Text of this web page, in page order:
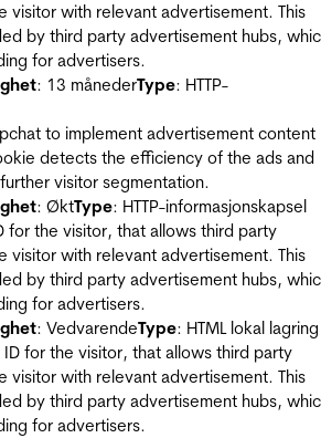
visitor with relevant advertisement. This
by third party advertisement hubs,
for advertisers.
: 13 månederType: HTTP-
to implement advertisement content
detects the efficiency of the ads and
visitor segmentation.
: ØktType: HTTP-informasjonskapsel
for the visitor, that allows third party
visitor with relevant advertisement. This
by third party advertisement hubs,
for advertisers.
: VedvarendeType: HTML lokal lagring
ID for the visitor, that allows third party
visitor with relevant advertisement. This
by third party advertisement hubs,
for advertisers.